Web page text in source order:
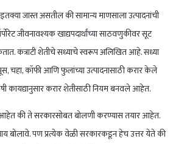
जास्त असतील की सामान्य माणसाला उत्पादनांची
जीवनावश्यक खाद्यपदार्थांच्या साठवणुकीवर सूट
कंत्राटी शेतीचे सध्याचे स्वरूप अलिखित आहे. सध्या
चहा, कॉफी आणि फुलांच्या उत्पादनासाठी करार केले
कायद्यानुसार करार शेतीसाठी नियम बनवले आहेत.
की ते सरकारसोबत बोलणी करण्यास तयार आहेत.
बोलावे. पण प्रत्येक वेळी सरकारकडून हेच ​​उत्तर येते की